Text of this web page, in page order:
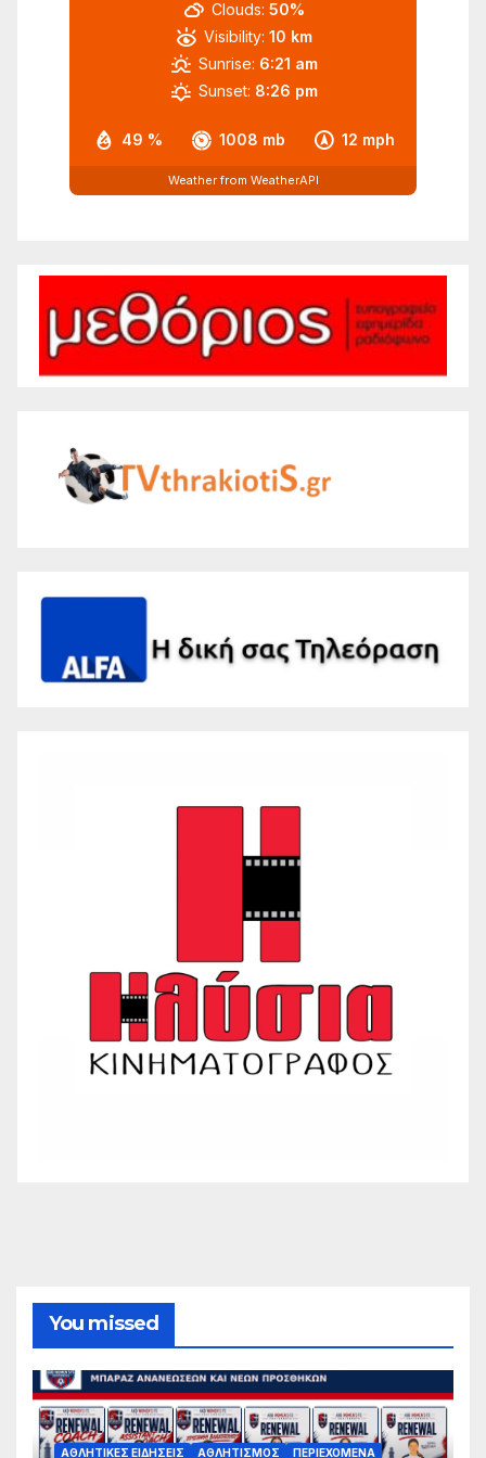
49 % 1008 mb 12 mph
Clouds: 50%
Visibility: 10 km
Sunrise: 6:21 am
Sunset: 8:26 pm
Weather from WeatherAPI
You missed
ΑΘΛΗΤΙΚΈΣ ΕΙΔΉΣΕΙΣ ΑΘΛΗΤΙΣΜΌΣ ΠΕΡΙΕΧΌΜΕΝΑ